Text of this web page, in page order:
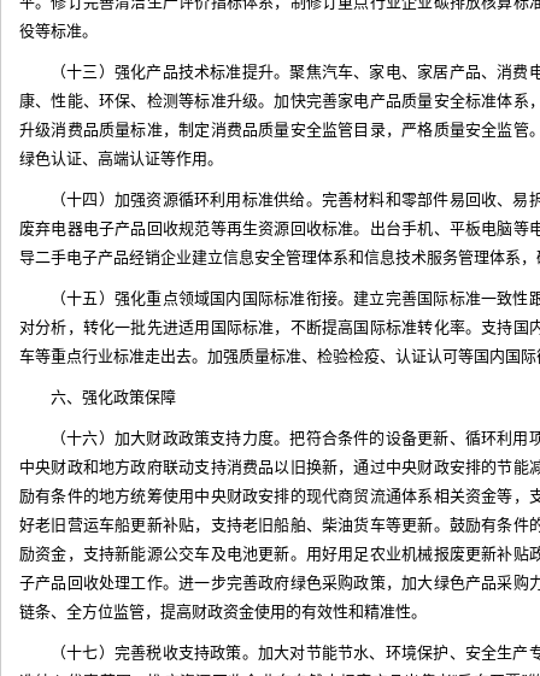
役等标准。
（十三）强化产品技术标准提升。聚焦汽车、家电、家居产品、消
康、性能、环保、检测等标准升级。加快完善家电产品质量安全标准体系
升级消费品质量标准，制定消费品质量安全监管目录，严格质量安全监管
绿色认证、高端认证等作用。
（十四）加强资源循环利用标准供给。完善材料和零部件易回收、
废弃电器电子产品回收规范等再生资源回收标准。出台手机、平板电脑等
导二手电子产品经销企业建立信息安全管理体系和信息技术服务管理体系
（十五）强化重点领域国内国际标准衔接。建立完善国际标准一致
对分析，转化一批先进适用国际标准，不断提高国际标准转化率。支持国
车等重点行业标准走出去。加强质量标准、检验检疫、认证认可等国内国际
六、强化政策保障
（十六）加大财政政策支持力度。把符合条件的设备更新、循环利
中央财政和地方政府联动支持消费品以旧换新，通过中央财政安排的节能
励有条件的地方统筹使用中央财政安排的现代商贸流通体系相关资金等，
好老旧营运车船更新补贴，支持老旧船舶、柴油货车等更新。鼓励有条件
励资金，支持新能源公交车及电池更新。用好用足农业机械报废更新补贴
子产品回收处理工作。进一步完善政府绿色采购政策，加大绿色产品采购
链条、全方位监管，提高财政资金使用的有效性和精准性。
（十七）完善税收支持政策。加大对节能节水、环境保护、安全生